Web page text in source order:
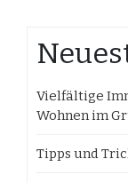
Vielfältige
Wohnen im
Tipps und